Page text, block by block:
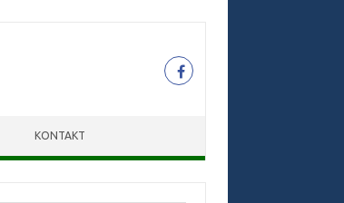
KONTAKT